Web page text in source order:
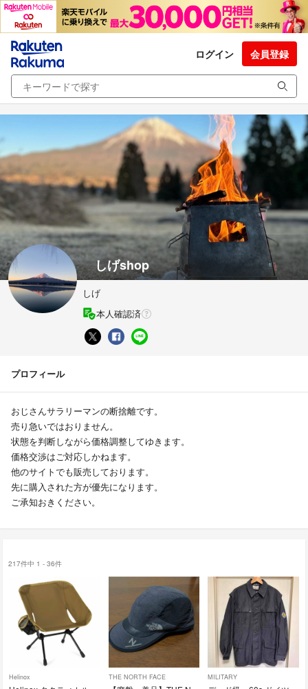
ログイン 会員登録
しげshop
しげ
本人確認済
プロフィール
おじさんサラリーマンの断捨離です。
売り急いではおりません。
状態を判断しながら価格調整してゆきます。
価格交渉はご対応しかねます。
他のサイトでも販売しております。
先に購入された方が優先になります。
ご承知おきください。
217件中 1 - 36件
Helinox THE NORTH FACE MILITARY